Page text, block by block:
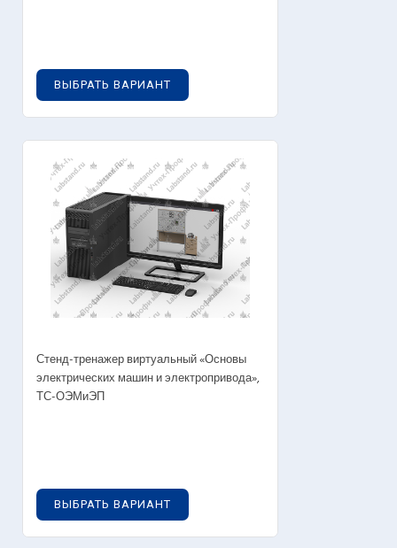
ВЫБРАТЬ ВАРИАНТ
OUT OF STOCK
Стенд-тренажер виртуальный «Основы
электрических машин и электропривода»,
ТС-ОЭМиЭП
ВЫБРАТЬ ВАРИАНТ